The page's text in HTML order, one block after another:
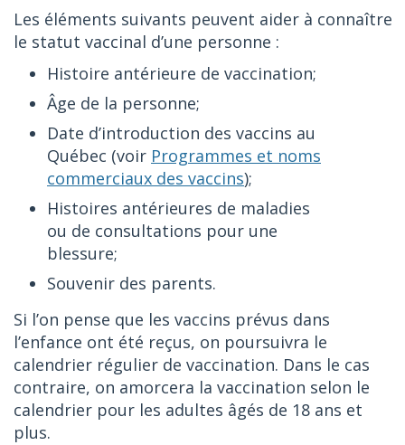
Les éléments suivants peuvent aider à connaître
le statut vaccinal d’une personne :
Histoire antérieure de vaccination;
Âge de la personne;
Date d’introduction des vaccins au
Québec (voir Programmes et noms
commerciaux des vaccins);
Histoires antérieures de maladies
ou de consultations pour une
blessure;
Souvenir des parents.
Si l’on pense que les vaccins prévus dans
l’enfance ont été reçus, on poursuivra le
calendrier régulier de vaccination. Dans le cas
contraire, on amorcera la vaccination selon le
calendrier pour les adultes âgés de 18 ans et
plus.